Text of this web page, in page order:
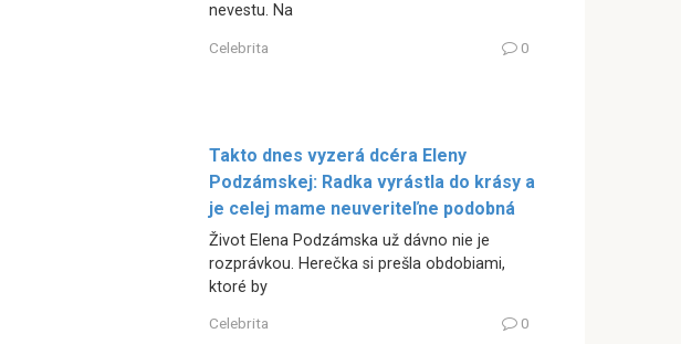
nevestu. Na
Celebrita 0
Takto dnes vyzerá dcéra Eleny
Podzámskej: Radka vyrástla do krásy a
je celej mame neuveriteľne podobná
Život Elena Podzámska už dávno nie je
rozprávkou. Herečka si prešla obdobiami,
ktoré by
Celebrita 0